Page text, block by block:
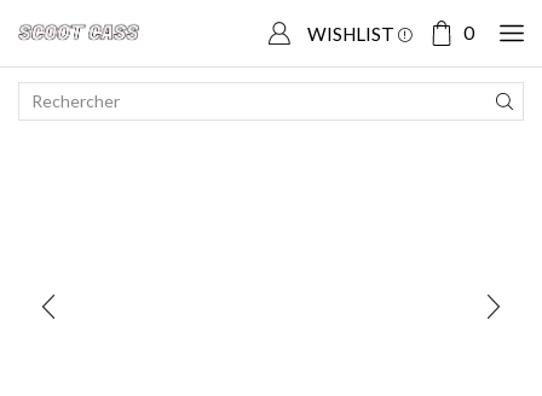
WISHLIST 0
Accueil Boutique Flipper 50